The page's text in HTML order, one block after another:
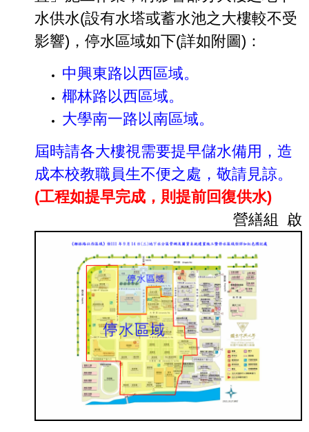
水供水(設有水塔或蓄水池之大樓較不受
影響)，停水區域如下(詳如附圖)：
中興東路以西區域。
椰林路以西區域。
大學南一路以南區域。
屆時請各大樓視需要提早儲水備用，造
成本校教職員生不便之處，敬請見諒。
(工程如提早完成，則提前回復供水)
營繕組 啟